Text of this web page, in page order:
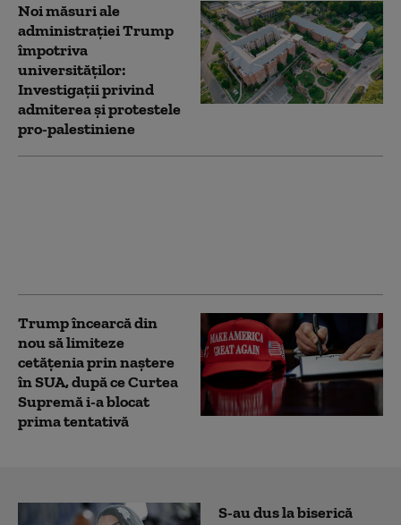
Noi măsuri ale
administrației Trump
împotriva
universităților:
Investigații privind
admiterea și protestele
pro-palestiniene
Trump încearcă din
nou să limiteze
cetățenia prin naștere
în SUA, după ce Curtea
Supremă i-a blocat
prima tentativă
S-au dus la biserică